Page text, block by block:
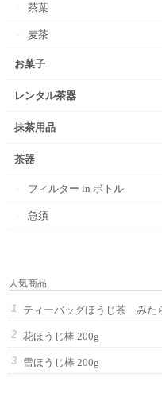
茶葉
麦茶
お菓子
レンタル茶器
抹茶用品
茶器
フィルター in ボトル
急須
人気商品
ティーバッグほうじ茶 み
花ほうじ棒 200g
雪ほうじ棒 200g